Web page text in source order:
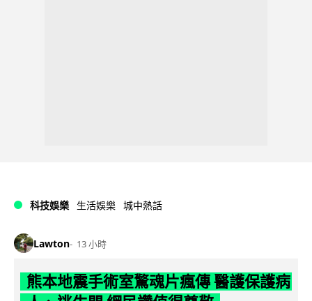
科技娛樂 生活娛樂 城中熱話
Lawton 13 小時
熊本地震手術室驚魂片瘋傳 醫護保護病